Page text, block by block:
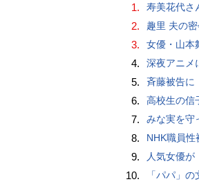
1. 寿美花代さ
2. 趣里 夫の
3. 女優・山本
4. 深夜アニメ
5. 斉藤被告に
6. 高校生の信
7. みな実を守
8. NHK職員
9. 人気女優が
10. 「パパ」